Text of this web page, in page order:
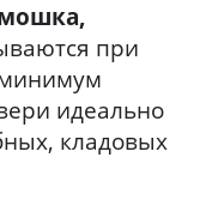
при
идеально
кладовых